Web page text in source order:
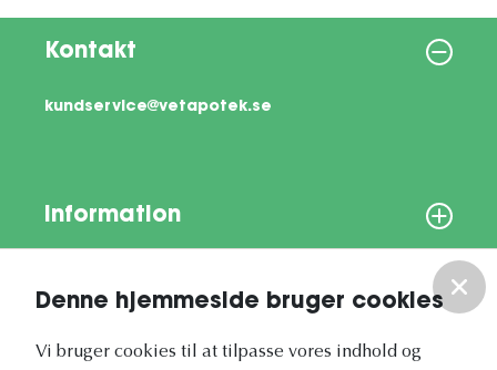
Denne hjemmeside bruger cookies
Vi bruger cookies til at tilpasse vores indhold og
Kontakt
kundservice@vetapotek.se
Information
Vores nyhedsbrev